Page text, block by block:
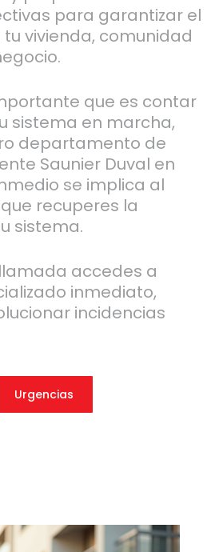
para garantizar el
vivienda, comunidad
que es contar
sistema en marcha,
departamento de
Saunier Duval en
se implica al
recuperes la
sistema.
accedes a
inmediato,
incidencias
Urgencias